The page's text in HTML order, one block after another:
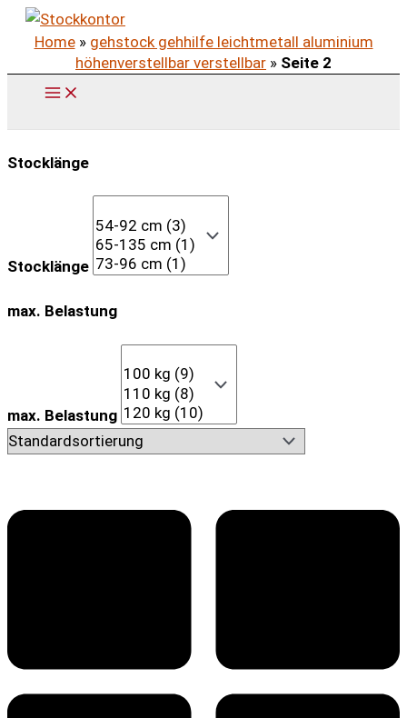
Zum
InhaltHome» gehstock gehhilfe leichtmetall aluminium
höhenverstellbar verstellbar » Seite 2
Stocklänge
Stocklänge
max. Belastung
max. Belastung